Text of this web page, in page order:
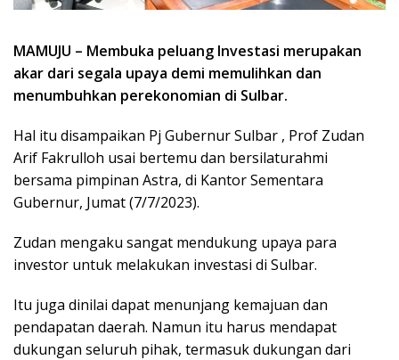
MAMUJU – Membuka peluang Investasi merupakan
akar dari segala upaya demi memulihkan dan
menumbuhkan perekonomian di Sulbar.
Hal itu disampaikan Pj Gubernur Sulbar , Prof Zudan
Arif Fakrulloh usai bertemu dan bersilaturahmi
bersama pimpinan Astra, di Kantor Sementara
Gubernur, Jumat (7/7/2023).
Zudan mengaku sangat mendukung upaya para
investor untuk melakukan investasi di Sulbar.
Itu juga dinilai dapat menunjang kemajuan dan
pendapatan daerah. Namun itu harus mendapat
dukungan seluruh pihak, termasuk dukungan dari